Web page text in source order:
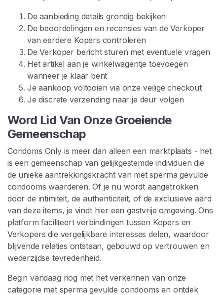
De aanbieding details grondig bekijken
De beoordelingen en recensies van de Verkoper
van eerdere Kopers controleren
De Verkoper bericht sturen met eventuele vragen
Het artikel aan je winkelwagentje toevoegen
wanneer je klaar bent
Je aankoop voltooien via onze veilige checkout
Je discrete verzending naar je deur volgen
Word Lid Van Onze Groeiende
Gemeenschap
Condoms Only is meer dan alleen een marktplaats - het
is een gemeenschap van gelijkgestemde individuen die
de unieke aantrekkingskracht van met sperma gevulde
condooms waarderen. Of je nu wordt aangetrokken
door de intimiteit, de authenticiteit, of de exclusieve aard
van deze items, je vindt hier een gastvrije omgeving. Ons
platform faciliteert verbindingen tussen Kopers en
Verkopers die vergelijkbare interesses delen, waardoor
blijvende relaties ontstaan, gebouwd op vertrouwen en
wederzijdse tevredenheid.
Begin vandaag nog met het verkennen van onze
categorie met sperma gevulde condooms en ontdek